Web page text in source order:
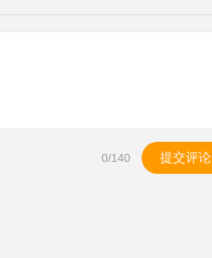
0/140 提交评论